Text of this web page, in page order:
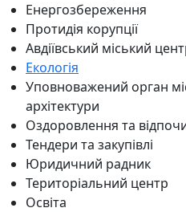
Енергозбереження
Протидія корупції
Авдіївський міський
Екологія
Уповноважений орган
архітектури
Оздоровлення та
Тендери та закупівлі
Юридичний радник
Територіальний центр
Освіта